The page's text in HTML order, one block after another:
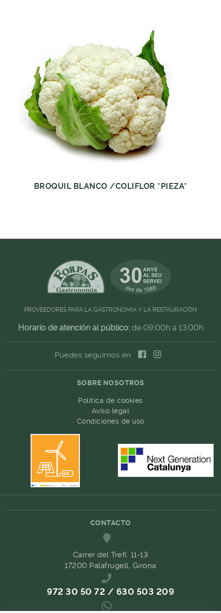
BROQUIL BLANCO /COLIFLOR *PIEZA*
PROVEEDORES PARA LA GASTRONOMIA Y LA RESTAURACIÓN
Horario de atención al público:de 09:00h a 13:00h
Puedes seguirnos en
SOBRE NOSOTROS
Política de cookies
Aviso legal
Condiciones de uso
CONTACTO
Carrer del Trefí. 11-13
17200 Palafrugell, Girona
972 30 50 72 / 630 503 209